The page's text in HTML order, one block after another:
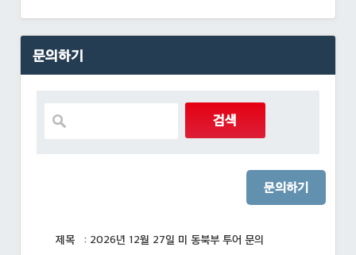
문의하기
문의하기
제목 : 2026년 12월 27일 미 동북부 투어 문의